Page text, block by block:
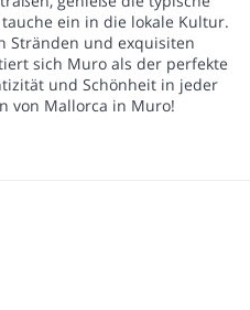
ein in die lokale Kultur.
Stränden und exquisiten
sich Muro als der perfekte
und Schönheit in jeder
von Mallorca in Muro!